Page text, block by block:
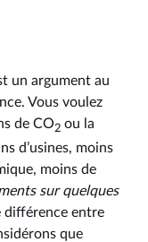
un argument au
Vous voulez
de CO2 ou la
d’usines, moins
moins de
sur quelques
différence entre
que